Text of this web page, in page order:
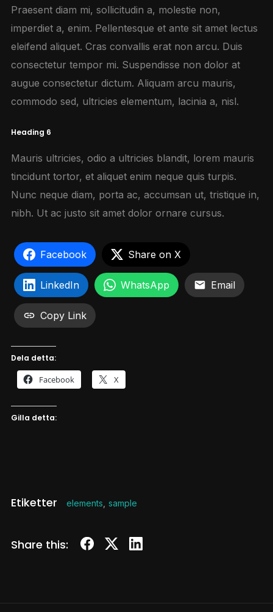
Praesent diam mi, sollicitudin a, molestie non,
imperdiet a, enim. Pellentesque et ante sit amet lectus
eleifend aliquet. Cras convallis erat non arcu. Duis
consectetur tempor mi. Suspendisse non dolor at
augue consectetur dictum. Aliquam arcu mauris,
commodo sed, ultricies elementum, lacinia a, nisl.
Heading 6
Mauris ultricies, odio a ultricies blandit, lorem mauris
tincidunt tortor, et aliquet enim neque quis turpis.
Nunc neque diam, porta ac, accumsan ut, tristique in,
nibh. Ut ac justo sit amet dolor ornare cursus.
Facebook Share on X
LinkedIn WhatsApp Email
Copy Link
Dela detta:
Facebook X
Gilla detta:
Etiketter elements sample
Share this: